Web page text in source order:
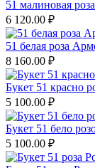
51 малиновая
6 120.00 ₽
51 белая роза
8 160.00 ₽
Букет 51 красно
5 100.00 ₽
Букет 51 бело
5 100.00 ₽